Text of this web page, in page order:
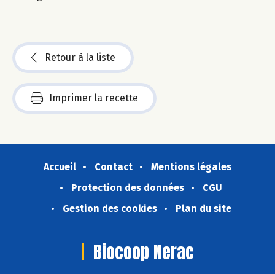
Retour à la liste
Imprimer la recette
Accueil Contact
Mentions légales
Protection des données
CGU
Gestion des cookies
Plan du site
Biocoop Nerac